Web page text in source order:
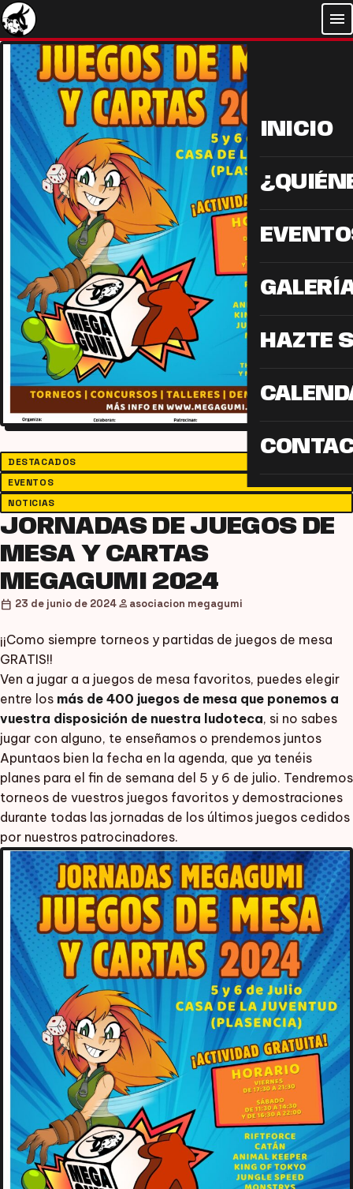
menu
INICIO
HAZTE
DESTACADOS
EVENTOS
NOTICIAS
JORNADAS DE JUEGOS DE
MESA Y CARTAS
MEGAGUMI 2024
calendar_today 23 de junio de 2024person asociacion megagumi
¡¡Como siempre torneos y partidas de juegos de mesa
GRATIS!!
Ven a jugar a a juegos de mesa favoritos, puedes elegir
entre los más de 400 juegos de mesa que ponemos a
vuestra disposición de nuestra ludoteca, si no sabes
jugar con alguno, te enseñamos o prendemos juntos
Apuntaos bien la fecha en la agenda, que ya tenéis
planes para el fin de semana del 5 y 6 de julio. Tendremos
torneos de vuestros juegos favoritos y demostraciones
durante todas las jornadas de los últimos juegos cedidos
por nuestros patrocinadores.